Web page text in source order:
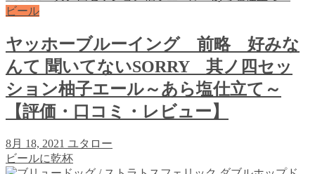
ビール
ヤッホーブルーイング 前略 好みな
んて 聞いてないSORRY 其ノ四セッ
ション柚子エール～あら塩仕立て～
【評価・口コミ・レビュー】
8月 18, 2021 ユタロー
ビールに乾杯